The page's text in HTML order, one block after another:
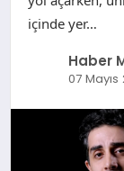
içinde yer…
Haber
07 Mayıs